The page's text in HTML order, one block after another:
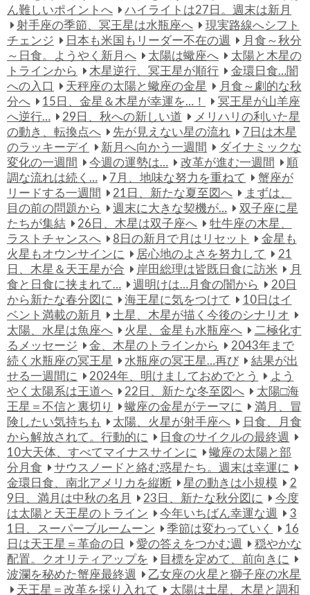
ん難しいポイントへ
ハイライトは27日。週末は新月
射手座の季節、冥王星は水瓶座へ
現実路線へシフト
チェンジ
日本も米国もリーダー不在の週
月食～秋分
～日食。ようやく新月へ
太陽は蠍座へ
太陽と木星の
トラインから
木星逆行、冥王星が順行
金環日食…闇
への入口
天秤座の太陽と蠍座の金星
月食～劇的な秋
分へ
15日、金星＆木星が幸運を…！
冥王星が山羊座
へ逆行…
29日、秋への新しい道
メリハリの利いた星
の動き、転換点へ
先が見えない星の流れ
7日は木星
のラッキーデイ
新月へ向かう一週間
ダイナミックな
変化の一週間
今週の運勢は… 改革が進む一週間
順
調な流れは続く…
7月、地味な努力を重ねて
蟹座が
リードする一週間
21日、新たな夏至図へ
まずは、
目の前の問題から
週末に大きな契機が…
双子座に星
たちが集結
26日、木星は双子座へ
牡牛座の木星、
ラストチャンスへ
8日の新月で月はリセット
金星も
火星もオウンサインに
居心地のよさを努力して
21
日、木星＆天王星が合
岸田総理は皆既日食に訪米
月
食と日食に挟まれて…
週明けは…月食の闇から
20日
から新たな春分図に
海王星に気をつけて
10日はイ
ベント満載の新月
土星、木星が描く今後のシナリオ
太陽、水星は魚座へ
火星、金星も水瓶座へ
二極化す
るメッセージ
金、木星のトラインから
2043年まで
続く水瓶座の冥王星
水瓶座の冥王星…再び
結果が出
せる一週間に
2024年、明けましておめでとう
よう
やく太陽系は王道へ
22日、新たな冬至図へ
太陽□海
王星＝不信と裏切り
蠍座の金星がテーマに
満月、冒
険したい気持ちも
太陽、火星が射手座へ
日食、月食
から解放されて。行動的に
日食のサイクルの最終週
10大天体、すべてマイナスサインに
蠍座の太陽と部
分月食
サウスノードと絡む惑星たち。週末は幸運に
金環日食、南北アメリカを縦断
星の動きは小規模
2
9日、満月は中秋の名月
23日、新たな秋分図に
今度
は太陽と天王星のトライン
今年いちばん幸運な週
3
1日、スーパーブルームーン
季節は変わっていく
16
日は天王星＝革命の日
愛の答えをつかむ週
穏やかな
配置。クオリティアップを
目標を定めて、前向きに
波瀾を秘めた蟹座最終週
乙女座の火星と獅子座の水星
天王星＝改革を採り入れて
太陽は土星、木星と調和